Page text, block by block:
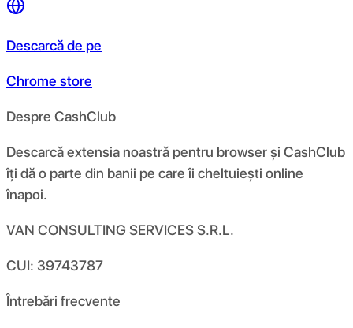
Descarcă de pe
Chrome store
Despre CashClub
Descarcă extensia noastră pentru browser și CashClub
îți dă o parte din banii pe care îi cheltuiești online
înapoi.
VAN CONSULTING SERVICES S.R.L.
CUI: 39743787
Întrebări frecvente